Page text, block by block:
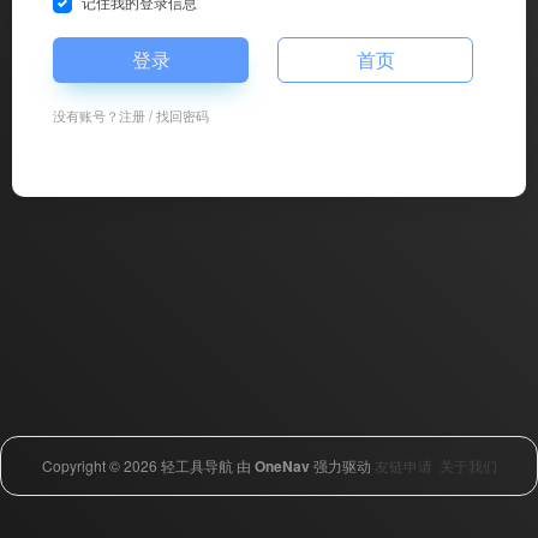
登录 首页
没有账号？注册/找回密码
Copyright © 2026 轻工具导航 由 OneNav强力驱动 友链申请 关于我们